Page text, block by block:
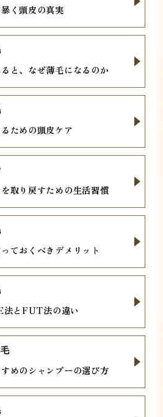
く頭皮の真実
と、なぜ薄毛になるのか
ための頭皮ケア
取り戻すための生活習慣
ておくべきデメリット
とFUT法の違い
めのシャンプーの選び方